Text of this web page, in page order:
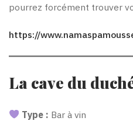
pourrez forcément trouver
https://
La cave du
Type : Bar à vin